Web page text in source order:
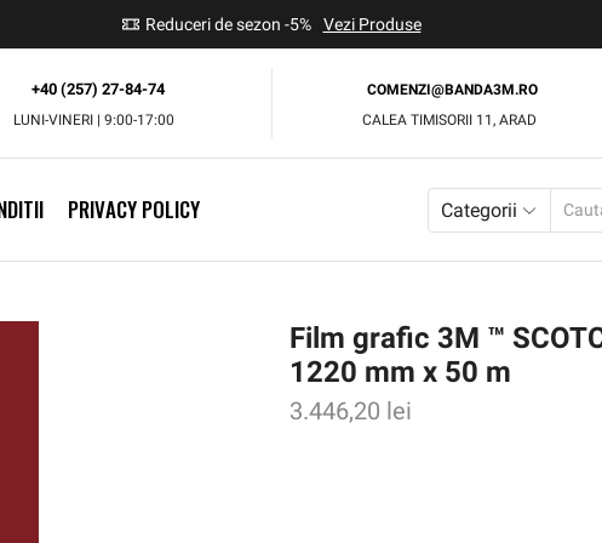
Reduceri de sezon -5% Vezi Produse
+40 (257) 27-84-74
LUNI-VINERI | 9:00-17:00
COMENZI@BANDA3M.RO
CALEA TIMISORII 11, ARAD
PRIVACY POLICY Categorii
Film grafic 3M ™
1220 mm x 50 m
3.446,20 lei